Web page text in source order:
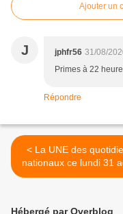
Ajouter un
J jphfr56 31/08/
Primes à 22
Répondre
< La UNE des quotidiens
nationaux ce lundi 31
Hébergé par Overblog